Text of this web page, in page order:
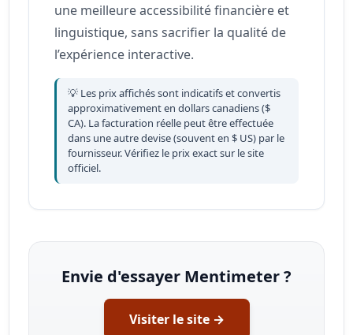
une meilleure accessibilité financière et
linguistique, sans sacrifier la qualité de
l’expérience interactive.
💡 Les prix affichés sont indicatifs et convertis
approximativement en dollars canadiens ($
CA). La facturation réelle peut être effectuée
dans une autre devise (souvent en $ US) par le
fournisseur. Vérifiez le prix exact sur le site
officiel.
Envie d'essayer Mentimeter ?
Visiter le site →